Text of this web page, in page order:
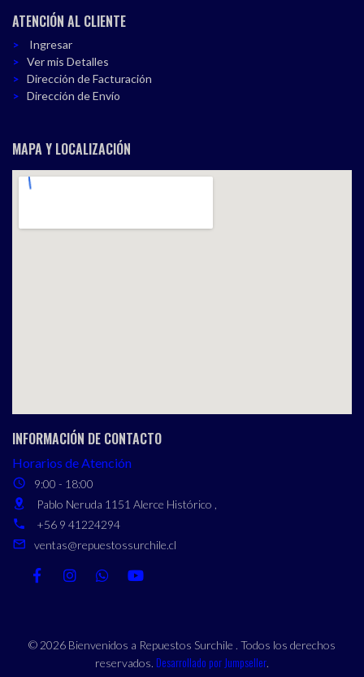
ATENCIÓN AL CLIENTE
Ingresar
Ver mis Detalles
Dirección de Facturación
Dirección de Envío
MAPA Y LOCALIZACIÓN
INFORMACIÓN DE CONTACTO
Horarios de Atención
9:00 - 18:00
Pablo Neruda 1151 Alerce Histórico ,
+56 9 41224294
ventas@repuestossurchile.cl
© 2026 Bienvenidos a Repuestos Surchile . Todos los derechos
reservados. Desarrollado por Jumpseller.